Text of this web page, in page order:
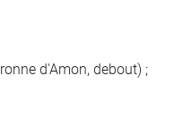
d'Amon, debout) ;